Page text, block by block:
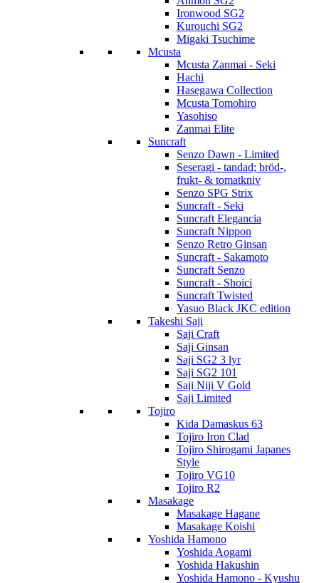
Ironwood SG2
Kurouchi SG2
Migaki Tsuchime
Mcusta
Mcusta Zanmai - Seki
Hachi
Hasegawa Collection
Mcusta Tomohiro
Yasohiso
Zanmai Elite
Suncraft
Senzo Dawn - Limited
Seseragi - tandad; bröd-,
frukt- & tomatkniv
Senzo SPG Strix
Suncraft - Seki
Suncraft Elegancia
Suncraft Nippon
Senzo Retro Ginsan
Suncraft - Sakamoto
Suncraft Senzo
Suncraft - Shoici
Suncraft Twisted
Yasuo Black JKC edition
Takeshi Saji
Saji Craft
Saji Ginsan
Saji SG2 3 lyr
Saji SG2 101
Saji Niji V Gold
Saji Limited
Tojiro
Kida Damaskus 63
Tojiro Iron Clad
Tojiro Shirogami Japanes
Style
Tojiro VG10
Tojiro R2
Masakage
Masakage Hagane
Masakage Koishi
Yoshida Hamono
Yoshida Aogami
Yoshida Hakushin
Yoshida Hamono - Kyushu